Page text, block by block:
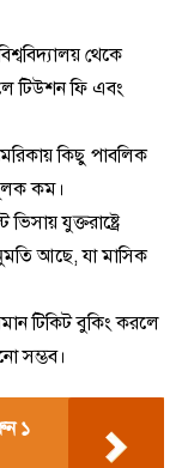
থেকে
টিউশন ফি এবং
কিছু পাবলিক
কম।
ভিসায় যুক্তরাষ্ট্রে
আছে, যা মাসিক
টিকিট বুকিং করলে
সম্ভব।
১